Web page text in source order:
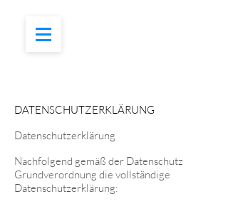
DATENSCHUTZERKLÄRUNG
Datenschutzerklärung
Nachfolgend gemäß der Datenschutz
Grundverordnung die vollständige
Datenschutzerklärung: